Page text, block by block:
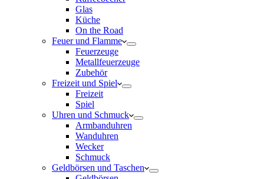
Glas
Küche
On the Road
Feuer und Flamme
Feuerzeuge
Metallfeuerzeuge
Zubehör
Freizeit und Spiel
Freizeit
Spiel
Uhren und Schmuck
Armbanduhren
Wanduhren
Wecker
Schmuck
Geldbörsen und Taschen